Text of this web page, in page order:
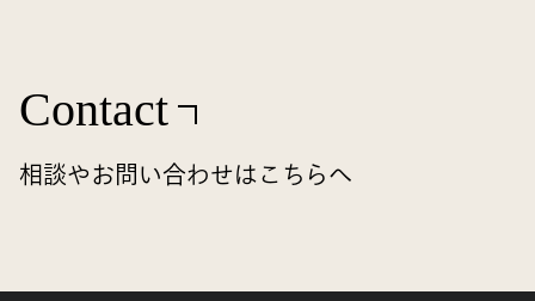
Contact
相談やお問い合わせはこちらへ